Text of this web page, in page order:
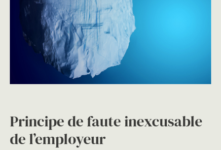
Principe de faute inexcusable
de l’employeur